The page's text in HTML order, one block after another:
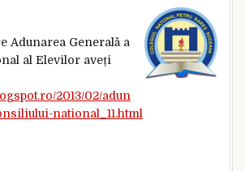
Adunarea Generală a
al Elevilor aveți
2013/02/adun
national_11.html